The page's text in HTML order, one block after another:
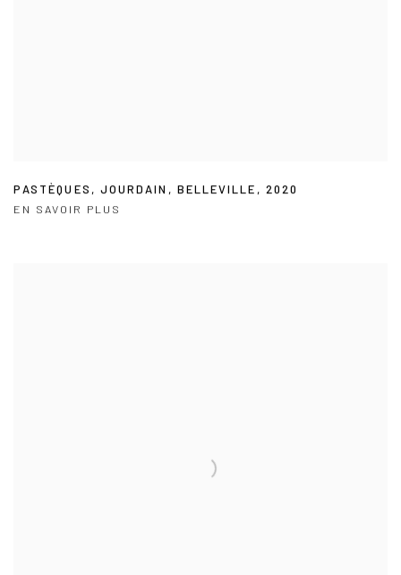
PASTÈQUES , JOURDAIN , BELLEVILLE , 2020
EN SAVOIR PLUS